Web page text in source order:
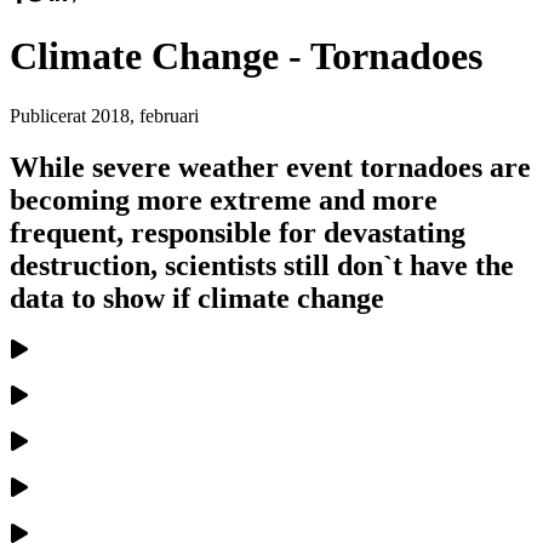
Climate Change - Tornadoes
Publicerat 2018, februari
While severe weather event tornadoes are
becoming more extreme and more
frequent, responsible for devastating
destruction, scientists still don`t have the
data to show if climate change